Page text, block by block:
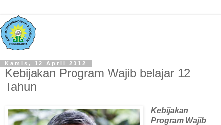
Kamis, 12 April 2012
Kebijakan Program Wajib belajar 12
Tahun
Kebijakan
Program Wajib